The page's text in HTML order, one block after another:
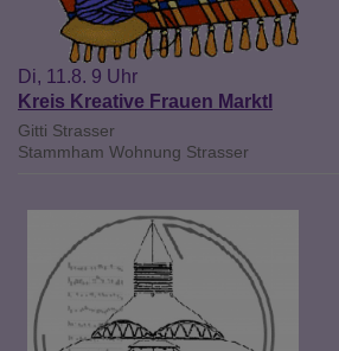
Di, 11.8. 9 Uhr
Kreis Kreative Frauen Marktl
Gitti Strasser
Stammham Wohnung Strasser